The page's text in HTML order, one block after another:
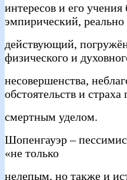
интересов и его
эмпирический, реально
действующий,
физического и
несовершенства,
обстоятельств и страха
смертным уделом.
Шопенгауэр –
«не только
нелепым, но также и